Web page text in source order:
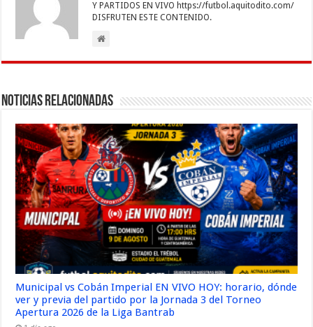
Y PARTIDOS EN VIVO https://futbol.aquitodito.com/
DISFRUTEN ESTE CONTENIDO.
Noticias Relacionadas
Municipal vs Cobán Imperial EN VIVO HOY: horario, dónde
ver y previa del partido por la Jornada 3 del Torneo
Apertura 2026 de la Liga Bantrab